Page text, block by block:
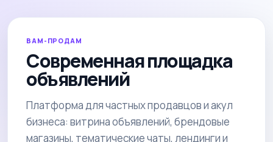
ВАМ-ПРОДАМ
Современная площадка
объявлений
Платформа для частных продавцов и акул
бизнеса: витрина объявлений, брендовые
магазины, тематические чаты, лендинги и